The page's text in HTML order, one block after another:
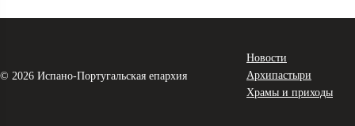
© 2026 Испано-Португальская епархия
Новости
Архипастыри
Храмы и приходы